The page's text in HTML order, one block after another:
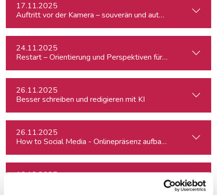
17.11.2025
Auftritt vor der Kamera – souverän und authentisch
24.11.2025
Restart – Orientierung und Perspektiven für Medienprofis
26.11.2025
Besser schreiben und redigieren mit KI
26.11.2025
How to Social Media - Onlinepräsenz aufbauen & Beiträge
10.12.2025
Ihr Social Media-Auftritt mit Canva: Designs, die begeistern